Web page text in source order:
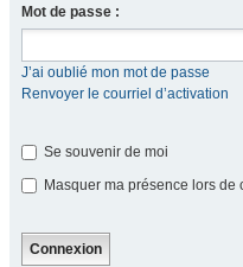
Mot de passe :
J’ai oublié mon mot de passe
Renvoyer le courriel d’activation
Se souvenir de moi
Masquer ma présence lors de